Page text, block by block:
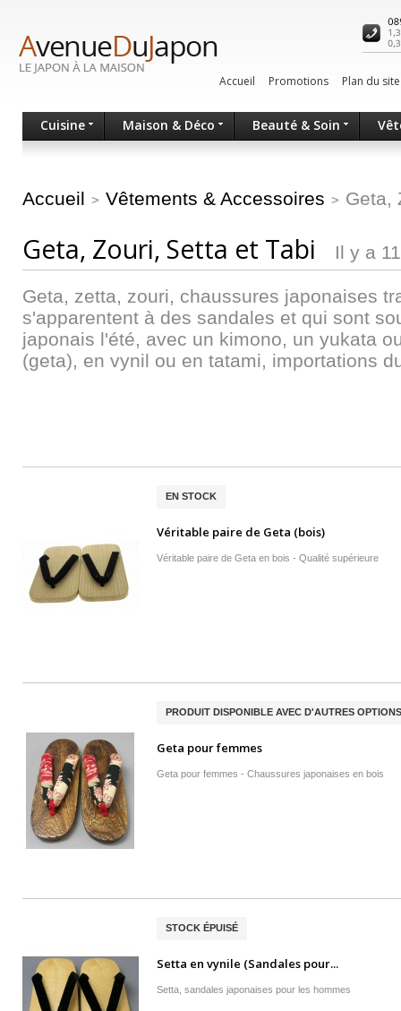
Accueil Promotions Plan du site
Cuisine Maison & Déco Beauté & Soin
Accueil > Vêtements & Accessoires > Geta,
Geta, Zouri, Setta et Tabi Il y a
Geta, zetta, zouri, chaussures japonaises
s'apparentent à des sandales et qui sont
japonais l'été, avec un kimono, un yukata
(geta), en vynil ou en tatami, importations
EN STOCK
Véritable paire de Geta (bois)
Véritable paire de Geta en bois - Qualité supérieure
PRODUIT DISPONIBLE AVEC D'AUTRES OPTIONS
Geta pour femmes
Geta pour femmes - Chaussures japonaises en bois
STOCK ÉPUISÉ
Setta en vynile (Sandales pour...
Setta, sandales japonaises pour les hommes